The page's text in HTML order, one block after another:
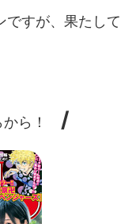
ですが、果たして
から！ /